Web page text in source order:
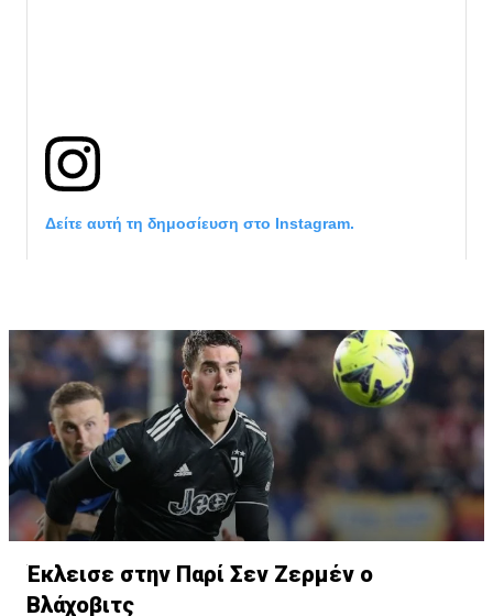
Δείτε αυτή τη δημοσίευση στο Instagram.
Έκλεισε στην Παρί Σεν Ζερμέν ο
Βλάχοβιτς